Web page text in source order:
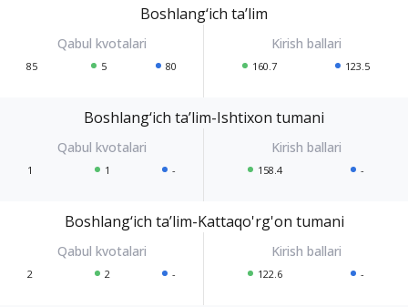
Boshlang‘ich ta’lim
85 5 80 160.7 123.5
Boshlang‘ich ta’lim-Ishtixon tumani
1 1 - 158.4 -
Boshlang‘ich ta’lim-Kattaqo'rg'on tumani
2 2 - 122.6 -